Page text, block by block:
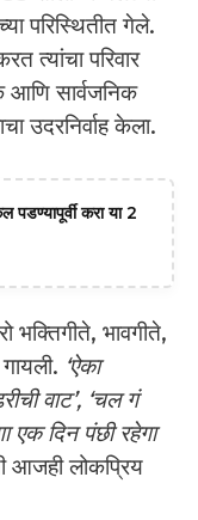
परिस्थितीत गेले.
त्यांचा परिवार
सार्वजनिक
उदरनिर्वाह केला.
करा या 2
भक्तिगीते, भावगीते,
‘ऐका
वाट’, ‘चल गं
एक दिन पंछी रहेगा
आजही लोकप्रिय